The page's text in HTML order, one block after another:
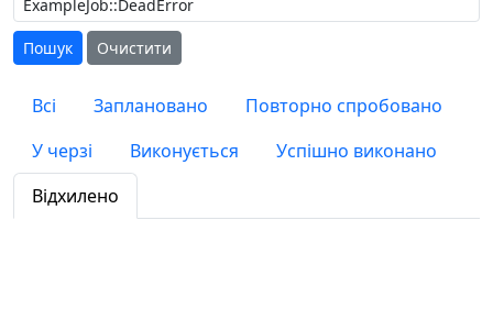
Очистити
Всі Заплановано
Повторно спробовано
У черзі
Виконується
Успішно виконано
Відхилено